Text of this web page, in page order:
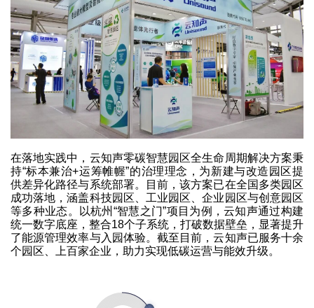
在落地实践中，云知声零碳智慧园区全生命周期解决方案秉
持“标本兼治+运筹帷幄”的治理理念，为新建与改造园区提
供差异化路径与系统部署。目前，该方案已在全国多类园区
成功落地，涵盖科技园区、工业园区、企业园区与创意园区
等多种业态。以杭州“智慧之门”项目为例，云知声通过构建
统一数字底座，整合18个子系统，打破数据壁垒，显著提升
了能源管理效率与入园体验。截至目前，云知声已服务十余
个园区、上百家企业，助力实现低碳运营与能效升级。